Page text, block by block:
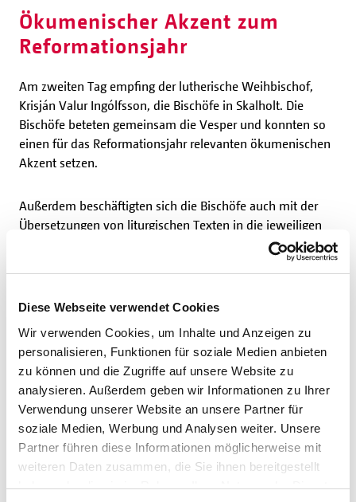
Diese Webseite verwendet Cookies
Wir verwenden Cookies, um Inhalte und Anzeigen zu
personalisieren, Funktionen für soziale Medien anbieten
zu können und die Zugriffe auf unsere Website zu
analysieren. Außerdem geben wir Informationen zu Ihrer
Verwendung unserer Website an unsere Partner für
soziale Medien, Werbung und Analysen weiter. Unsere
Partner führen diese Informationen möglicherweise mit
weiteren Daten zusammen, die Sie ihnen bereitgestellt
haben oder die sie im Rahmen Ihrer Nutzung der Dienste
Ökumenischer Akzent zum
Reformationsjahr
Am zweiten Tag empfing der lutherische Weihbischof,
Krisján Valur Ingólfsson, die Bischöfe in Skalholt. Die
Bischöfe beteten gemeinsam die Vesper und konnten so
einen für das Reformationsjahr relevanten ökumenischen
Akzent setzen.
Außerdem beschäftigten sich die Bischöfe auch mit der
Übersetzungen von liturgischen Texten in die jeweiligen
Landessprachen. Die Übersetzung liturgischer Texte in den
nordischen Ländern stellt eine besondere Herausforderung
und eine genaue Übersetzung ist schwer zu prüfen.
Ein weiteres gemeinsames Projekt der Nordischen
Bischofskonferenz ist eine Wallfahrt in alle nordischen
Länder, um den Reliquienschrein der hl. Theresie von
Lisieux ihrer Eltern auszustellen. Neben der Organisation
der Wallfahrt ging es auch darum, die Gläubigen durch
verschiedene Initiativen geistlich auf dieses einmalige
Ereignis vorzubereiten.